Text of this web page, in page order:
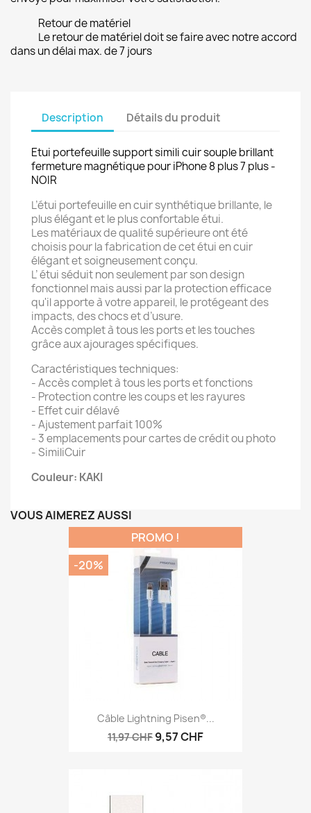
Retour de matériel
Le retour de matériel doit se faire avec notre accord
dans un délai max. de 7 jours
Description Détails du produit
Etui portefeuille support simili cuir souple brillant
fermeture magnétique pour iPhone 8 plus 7 plus -
NOIR
L’étui portefeuille en cuir synthétique brillante, le
plus élégant et le plus confortable étui.
Les matériaux de qualité supérieure ont été
choisis pour la fabrication de cet étui en cuir
élégant et soigneusement conçu.
L’ étui séduit non seulement par son design
fonctionnel mais aussi par la protection efficace
qu'il apporte à votre appareil, le protégeant des
impacts, des chocs et d’usure.
Accès complet à tous les ports et les touches
grâce aux ajourages spécifiques.
Caractéristiques techniques:
- Accès complet à tous les ports et fonctions
- Protection contre les coups et les rayures
- Effet cuir délavé
- Ajustement parfait 100%
- 3 emplacements pour cartes de crédit ou photo
- SimiliCuir
Couleur: KAKI
VOUS AIMEREZ AUSSI
Câble Lightning Pisen®...
11,97 CHF 9,57 CHF
PROMO !
-20%